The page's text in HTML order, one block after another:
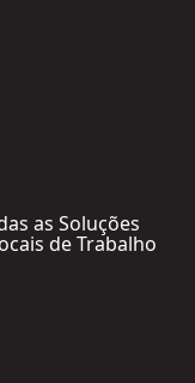
as Soluções
de Trabalho